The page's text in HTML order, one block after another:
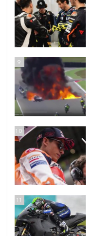
9
10
11